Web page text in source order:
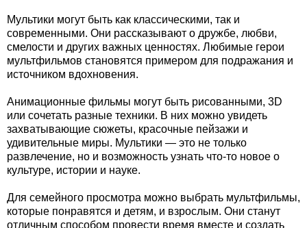
Мультики могут быть как классическими, так и
современными. Они рассказывают о дружбе, любви,
смелости и других важных ценностях. Любимые герои
мультфильмов становятся примером для подражания и
источником вдохновения.
Анимационные фильмы могут быть рисованными, 3D
или сочетать разные техники. В них можно увидеть
захватывающие сюжеты, красочные пейзажи и
удивительные миры. Мультики — это не только
развлечение, но и возможность узнать что-то новое о
культуре, истории и науке.
Для семейного просмотра можно выбрать мультфильмы,
которые понравятся и детям, и взрослым. Они станут
отличным способом провести время вместе и создать